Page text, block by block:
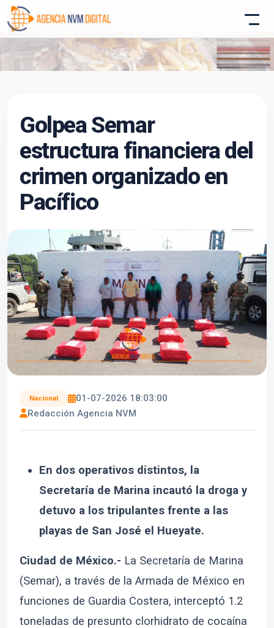
Golpea Semar
estructura financiera del
crimen organizado en
Pacífico
Nacional
01-07-2026 18:03:00
Redacción Agencia NVM
En dos operativos distintos, la
Secretaría de Marina incautó la droga y
detuvo a los tripulantes frente a las
playas de San José el Hueyate.
Ciudad de México.- La Secretaría de Marina
(Semar), a través de la Armada de México en
funciones de Guardia Costera, interceptó 1.2
toneladas de presunto clorhidrato de cocaína
Asistente conectado